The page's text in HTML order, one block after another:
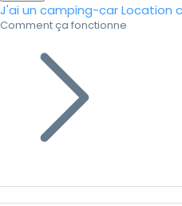
J'ai un camping-carLocation
Comment ça fonctionne